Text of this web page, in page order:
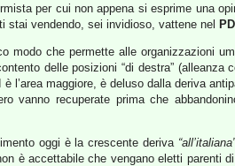
per cui non appena si esprime una
stai vendendo, sei invidioso, vattene nel PD
modo che permette alle organizzazioni
delle posizioni “di destra” (alleanza
l’area maggiore, è deluso dalla deriva
vanno recuperate prima che
oggi è la crescente deriva “all’italiana”
è accettabile che vengano eletti